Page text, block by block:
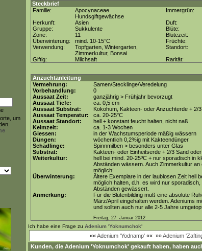
um
Steckbrief
Familie:
Apocynaceae
Hundsgiftgewächse
Immergrün:
Herkunft:
Asien
Duft:
Gruppe:
Sukkulente Blüte:
Zone:
11
Blütezeit:
Überwinterung:
mind. 10-15°C Früchte:
Verwendung:
Topfgarten, Wintergarten,
Zimmerkultur, Bonsai
Standort:
Giftig:
Milchsaft Rarität:
Anzuchtanleitung
Vermehrung:
Samen/Stecklinge/Veredelung
Vorbehandlung:
0
Aussaat Zeit:
ganzjährig > Frühjahr bevorzugt
Aussaat Tiefe:
ca. 0,5 cm
Aussaat Substrat:
Kokohum, Kakteen- oder Anzuchterde + 2/
Aussaat Temperatur:
ca. 20-25°C
Aussaat Standort:
hell + konstant feucht halten, nicht naß
Keimzeit:
ca. 1-3 Wochen
Giessen:
in der Wachstumsperiode mäßig wässern
Düngen:
wöchentlich 0,2%ig mit Kakteendünger
Schädlinge:
Spinnmilben > besonders unter Glas
Substrat:
Kakteen- oder Einheitserde + 2/3 Sand
Weiterkultur:
hell bei mind. 20-25ºC + nur sporadisch in
Abständen wässern. Auch Zimmerkultur
möglich!
Überwinterung:
Ältere Exemplare in der laublosen Zeit hell
möglich halten, d.h. es wird nur
Abständen gewässert.
Anmerkung:
Für die Blütenbilding muß eine absolute
März/April eingehalten werden. Adeniums
und sollten auch nur alle 2-5 Jahre
Freitag, 27. Januar 2012
Ich habe eine Frage zu Adenium 'Yoknumchok'
««Adenium 'Yodnamp' «« »»Adenium
Kunden, die Adenium 'Yoknumchok' gekauft haben, haben